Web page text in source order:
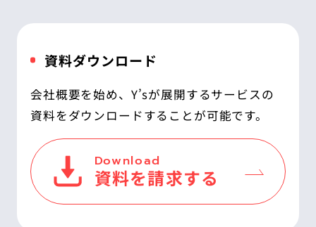
資料ダウンロード
会社概要を始め、Y’sが展開するサービスの
資料をダウンロードすることが可能です。
Download
資料を請求する